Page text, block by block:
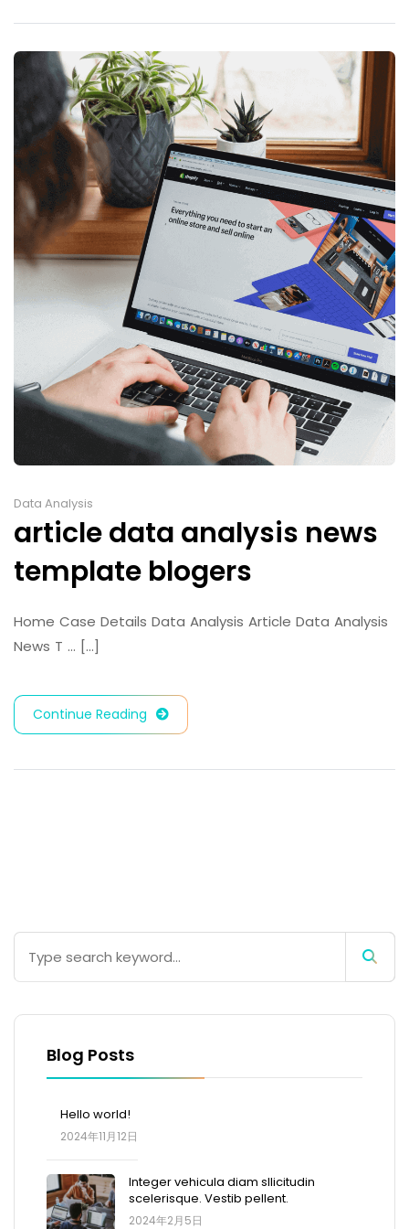
Data Analysis
article data analysis news
template blogers
Home Case Details Data Analysis Article Data Analysis
News T … [...]
Continue Reading
Blog Posts
Hello world!
2024年11月12日
Integer vehicula diam sllicitudin
scelerisque. Vestib pellent.
2024年2月5日